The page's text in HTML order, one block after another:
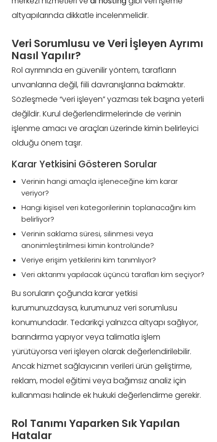
altyapılarında dikkatle incelenmelidir.
Veri Sorumlusu ve Veri İşleyen Ayrımı
Nasıl Yapılır?
Rol ayrımında en güvenilir yöntem, tarafların
unvanlarına değil, fiili davranışlarına bakmaktır.
Sözleşmede “veri işleyen” yazması tek başına yeterli
değildir. Kurul değerlendirmelerinde de verinin
işlenme amacı ve araçları üzerinde kimin belirleyici
olduğu önem taşır.
Karar Yetkisini Gösteren Sorular
Verinin hangi amaçla işleneceğine kim karar
veriyor?
Hangi kişisel veri kategorilerinin toplanacağını kim
belirliyor?
Verinin saklama süresi, silinmesi veya
anonimleştirilmesi kimin kontrolünde?
Veriye erişim yetkilerini kim tanımlıyor?
Veri aktarımı yapılacak üçüncü tarafları kim seçiyor?
Bu soruların çoğunda karar yetkisi
kurumunuzdaysa, kurumunuz veri sorumlusu
konumundadır. Tedarikçi yalnızca altyapı sağlıyor,
barındırma yapıyor veya talimatla işlem
yürütüyorsa veri işleyen olarak değerlendirilebilir.
Ancak hizmet sağlayıcının verileri ürün geliştirme,
reklam, model eğitimi veya bağımsız analiz için
kullanması halinde ek hukuki değerlendirme gerekir.
Rol Tanımı Yaparken Sık Yapılan
Hatalar